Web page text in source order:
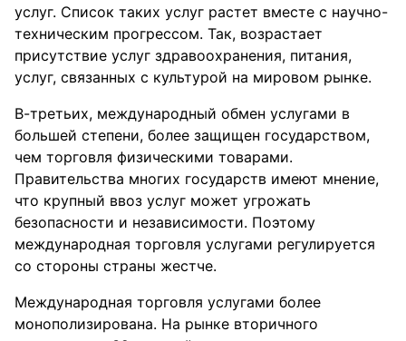
услуг. Список таких услуг растет вместе с научно-
техническим прогрессом. Так, возрастает
присутствие услуг здравоохранения, питания,
услуг, связанных с культурой на мировом рынке.
В-третьих, международный обмен услугами в
большей степени, более защищен государством,
чем торговля физическими товарами.
Правительства многих государств имеют мнение,
что крупный ввоз услуг может угрожать
безопасности и независимости. Поэтому
международная торговля услугами регулируется
со стороны страны жестче.
Международная торговля услугами более
монополизирована. На рынке вторичного